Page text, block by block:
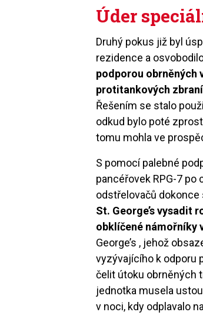
Úder
Druhý pokus již byl
rezidence a
podporou obrněných
protitankových
Řešením se stalo
odkud bylo poté
tomu mohla ve
S pomocí palebné
pancéřovek RPG-7
odstřelovačů dokonce
St. George’s vysadit
obklíčené námořníky
George’s , jehož
vyzývajícího k odporu
čelit útoku obrněných
jednotka musela
v noci, kdy odplavalo